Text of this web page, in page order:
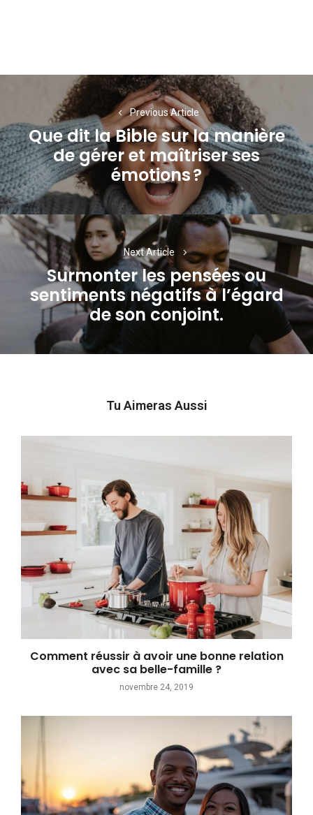
Navigation
l’article
Previous Article
Previous
post:
Que dit la Bible sur la manière
de gérer et maîtriser ses
émotions ?
Next Article
Next
post:
Surmonter les pensées ou
sentiments négatifs à l’égard
de son conjoint.
Tu Aimeras Aussi
Comment réussir à avoir une bonne relation
avec sa belle-famille ?
novembre 24, 2019